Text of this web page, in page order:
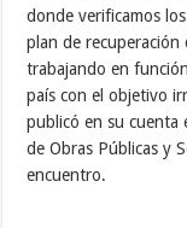
donde verificamos
plan de
trabajando en
país con el objetivo
publicó en su cuenta
de Obras Públicas y
encuentro.